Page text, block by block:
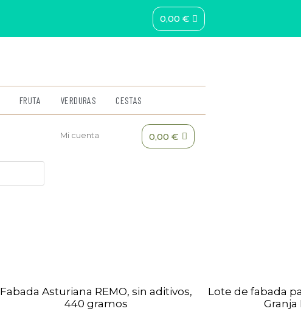
0,00 €
FRUTA VERDURAS CESTAS
Mi cuenta 0,00€
Fabada Asturiana REMO, sin aditivos,
440 gramos
Lote de fabada
Granja